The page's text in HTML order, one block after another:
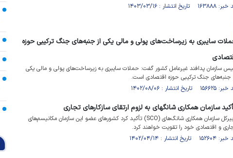
تاریخ انتشار : ۱۴۰۳/۰۳/۱۶
سایبری به زیرساخت‌های پولی و مالی یکی از جنبه‌های جنگ ترکیبی حوزه
سازمان پدافند غیرعامل کشور گفت: حملات سایبری به زیرساخت‌های پولی و مالی یکی
جنبه‌های جنگ ترکیبی حوزه اقتصادی است.
تاریخ انتشار : ۱۴۰۲/۰۸/۰۶
سازمان همکاری شانگهای به لزوم ارتقای سازکار‌های تجاری
دبیرکل سازمان همکاری شانگ‌های (SCO) تأکید کرد کشور‌های عضو این سازمان مکانیسم‌های
و اقتصادی خود را تقویت خواهند کرد.
تاریخ انتشار : ۱۴۰۲/۰۴/۱۴